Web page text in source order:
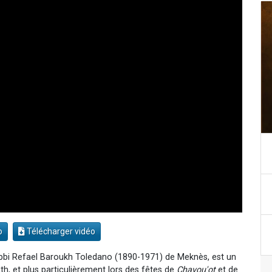
Télécharger vidéo
Refael Baroukh Toledano (1890-1971) de Meknès, est un